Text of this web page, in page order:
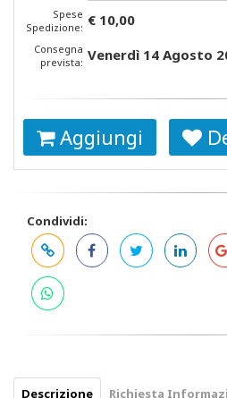
Spese
Spedizione: € 10,00
Consegna
prevista: Venerdì 14 Agosto
Aggiungi
Condividi:
Descrizione Richiesta